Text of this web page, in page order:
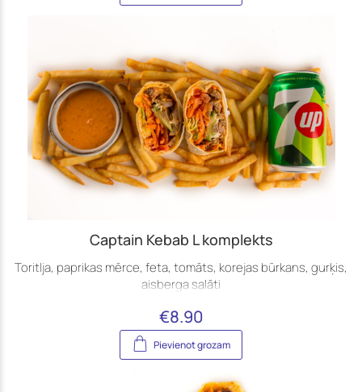
Captain Kebab L komplekts
Toritlja, paprikas mērce, feta, tomāts, korejas būrkans, gurķis,
aisberga salāti
€8.90
Pievienot grozam